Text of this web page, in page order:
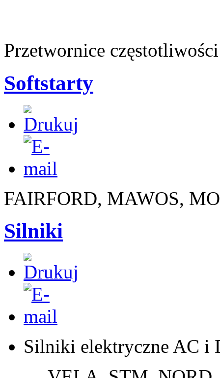
Przetwornice
Softstarty
FAIRFORD, MAWOS,
Silniki
Silniki elektryczne AC i